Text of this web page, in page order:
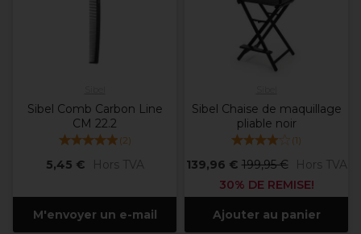
Sibel Comb Carbon Line
CM 22.2
(2)
5,45 € Hors TVA
M'envoyer un e-mail
Sibel Chaise de maquillage
pliable noir
(1)
139,96 € 199,95 €
Hors TVA
30% DE REMISE!
Ajouter au panier